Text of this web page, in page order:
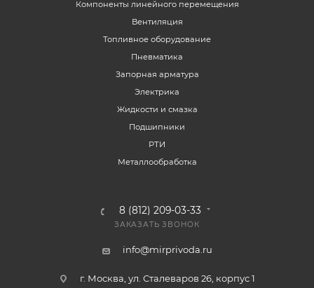
Компоненты линейного перемещения
Вентиляция
Топливное оборудование
Пневматика
Запорная арматура
Электрика
Жидкости и смазка
Подшипники
РТИ
Металлообработка
8 (812) 209-03-33
ЗАКАЗАТЬ ЗВОНОК
info@mirprivoda.ru
г. Москва, ул. Сталеваров 26, корпус 1